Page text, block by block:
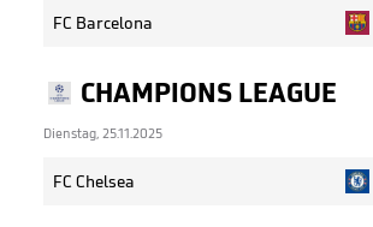
FC Barcelona
CHAMPIONS LEAGUE
Dienstag, 25.11.2025
FC Chelsea